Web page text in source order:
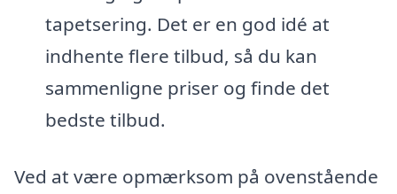
tapetsering. Det er en god idé at
indhente flere tilbud, så du kan
sammenligne priser og finde det
bedste tilbud.
Ved at være opmærksom på ovenstående